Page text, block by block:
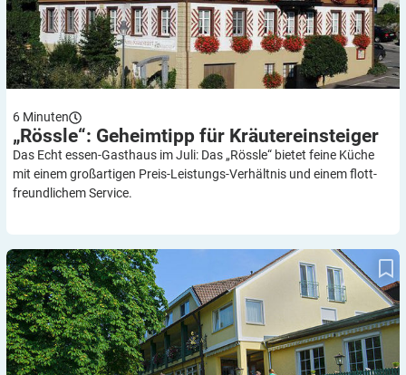
6 Minuten
„Rössle“: Geheimtipp für Kräutereinsteiger
Das Echt essen-Gasthaus im Juli: Das „Rössle“ bietet feine Küche
mit einem großartigen Preis-Leistungs-Verhältnis und einem flott-
freundlichem Service.
„Mohren“: Echt essen – echt natürlich